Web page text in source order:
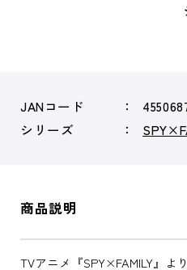
JANコード
シリーズ
商品説明
TVアニメ『SPY×FAMILY』よ